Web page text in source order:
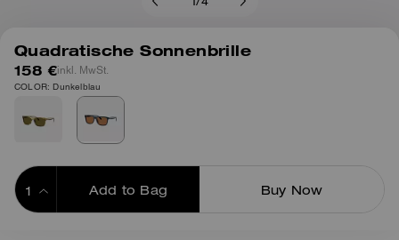
/4
Quadratische Sonnenbrille
158 €inkl. MwSt.
COLOR: Dunkelblau
Add to Bag Buy Now